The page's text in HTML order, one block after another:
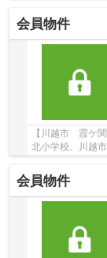
沿線のマンショ
会員物件
【川越市 霞ケ
北小学校、川越
線の中古戸建♪霞
会員物件